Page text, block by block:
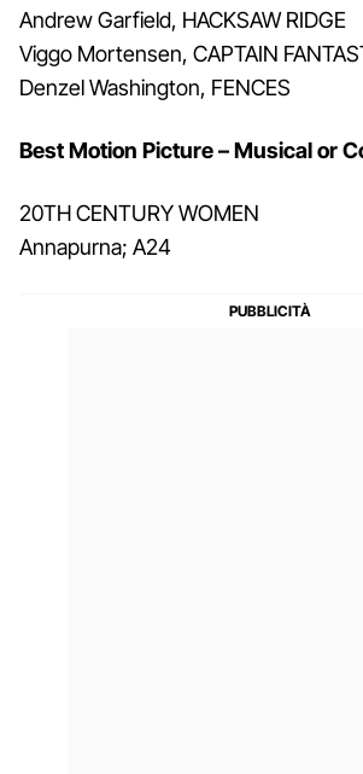
Andrew Garfield, HACKSAW RIDGE
Viggo Mortensen, CAPTAIN
Denzel Washington, FENCES
Best Motion Picture – Musical or
20TH CENTURY WOMEN
Annapurna; A24